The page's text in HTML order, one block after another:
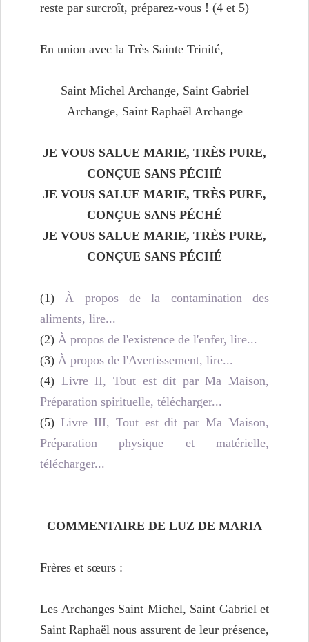
reste par surcroît, préparez-vous ! (4 et 5)
En union avec la Très Sainte Trinité,
Saint Michel Archange, Saint Gabriel
Archange, Saint Raphaël Archange
JE VOUS SALUE MARIE, TRÈS PURE,
CONÇUE SANS PÉCHÉ
JE VOUS SALUE MARIE, TRÈS PURE,
CONÇUE SANS PÉCHÉ
JE VOUS SALUE MARIE, TRÈS PURE,
CONÇUE SANS PÉCHÉ
(1)À propos de la contamination des
aliments, lire...
(2) À propos de l'existence de l'enfer, lire...
(3) À propos de l'Avertissement, lire...
(4) Livre II, Tout est dit par Ma Maison,
Préparation spirituelle, télécharger...
(5) Livre III, Tout est dit par Ma Maison,
Préparation physique et matérielle,
télécharger...
COMMENTAIRE DE LUZ DE MARIA
Frères et sœurs :
Les Archanges Saint Michel, Saint Gabriel et
Saint Raphaël nous assurent de leur présence,